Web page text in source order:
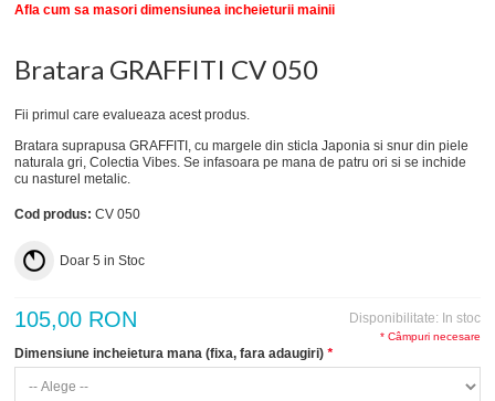
Afla cum sa masori dimensiunea incheieturii mainii
Bratara GRAFFITI CV 050
Fii primul care evalueaza acest produs.
Bratara suprapusa GRAFFITI, cu margele din sticla Japonia si snur din piele
naturala gri, Colectia Vibes. Se infasoara pe mana de patru ori si se inchide
cu nasturel metalic.
Cod produs:CV 050
Doar5 in Stoc
Disponibilitate: In stoc
105,00 RON
*
Dimensiune incheietura mana (fixa, fara adaugiri)
* Câmpuri necesare